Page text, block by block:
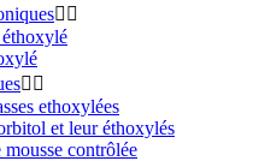
 
 
ethoxylées
et leur éthoxylés
contrôlée